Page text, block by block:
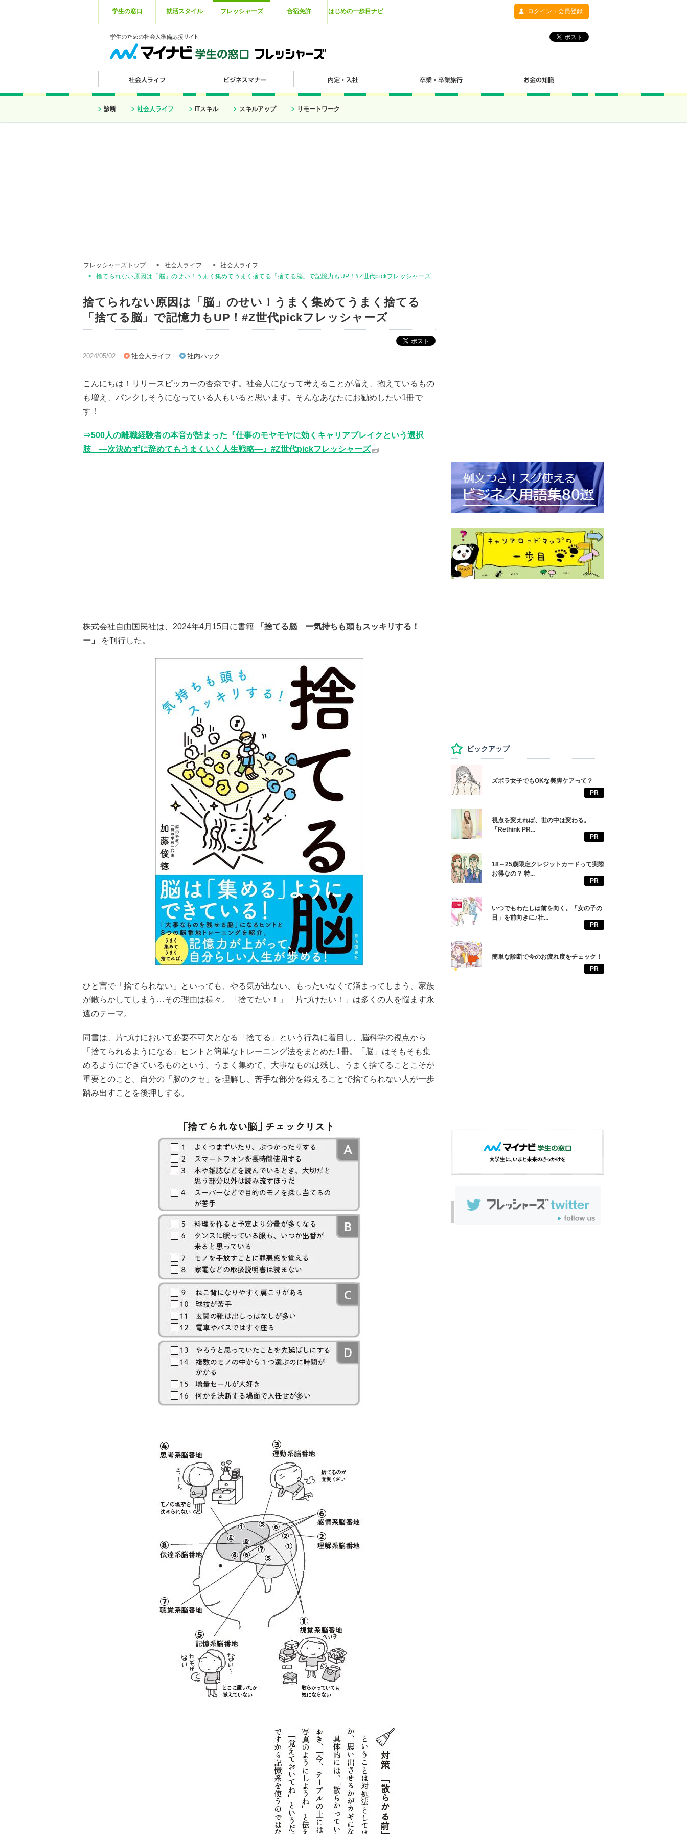
学生の窓口 就活スタイル フレッシャーズ 合宿免許 はじめの一歩目ナビ ログイン・会員登録
診断 社会人ライフ ITスキル スキルアップ リモートワーク
フレッシャーズトップ > 社会人ライフ >
社会人ライフ
>
捨てられない原因は「脳」のせい！うまく集めてうまく捨てる「捨てる脳」で記憶力もUP！#Z世代pickフレッシャーズ
捨てられない原因は「脳」のせい！うまく集めてうまく捨てる
「捨てる脳」で記憶力もUP！#Z世代pickフレッシャーズ
2024/05/02 社会人ライフ 社内ハック
こんにちは！リリースピッカーの杏奈です。社会人になって考えることが増え、抱えているもの
も増え、パンクしそうになっている人もいると思います。そんなあなたにお勧めしたい1冊で
す！
⇒500人の離職経験者の本音が詰まった『仕事のモヤモヤに効くキャリアブレイクという選択
肢 ―次決めずに辞めてもうまくいく人生戦略―』#Z世代pickフレッシャーズ
株式会社自由国民社は、2024年4月15日に書籍
「捨てる脳 ー気持ちも頭もスッキリする！
ー」
を刊行した。
ひと言で「捨てられない」といっても、やる気が出ない、もったいなくて溜まってしまう、家族
が散らかしてしまう…その理由は様々。「捨てたい！」「片づけたい！」は多くの人を悩ます永
遠のテーマ。
同書は、片づけにおいて必要不可欠となる「捨てる」という行為に着目し、脳科学の視点から
「捨てられるようになる」ヒントと簡単なトレーニング法をまとめた1冊。「脳」はそもそも集
めるようにできているものという。うまく集めて、大事なものは残し、うまく捨てることこそが
重要とのこと。自分の「脳のクセ」を理解し、苦手な部分を鍛えることで捨てられない人が一歩
踏み出すことを後押しする。
ピックアップ
ズボラ女子でもOKな美脚ケアって？
PR
視点を変えれば、世の中は変わる。
「Rethink PR...
PR
18～25歳限定クレジットカードって実際
お得なの？ 特...
PR
いつでもわたしは前を向く。「女の子の
日」を前向きに♪社...
PR
簡単な診断で今のお疲れ度をチェック！
PR